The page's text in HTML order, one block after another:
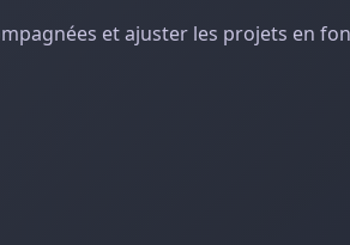
et ajuster les projets en